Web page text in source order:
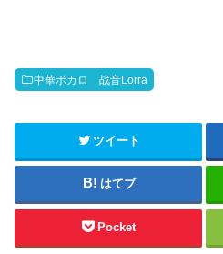
中華ボカロ 战音Lorra
ツイート
はてブ
Pocket